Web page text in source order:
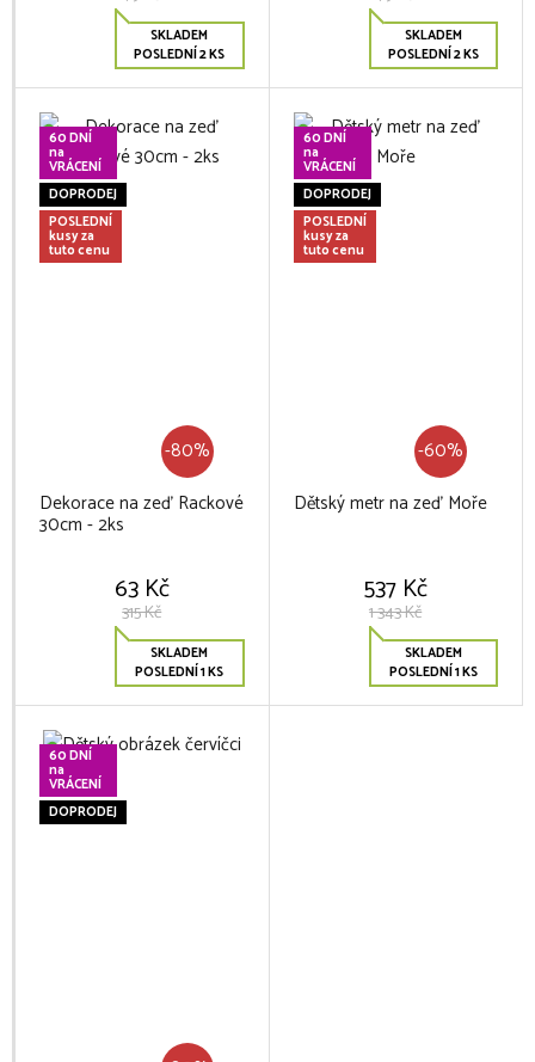
SKLADEM
POSLEDNÍ 2 KS
SKLADEM
POSLEDNÍ 2 KS
60 DNÍ
na
VRÁCENÍ
DOPRODEJ
POSLEDNÍ
kusy za
tuto cenu
-80%
Dekorace na zeď Rackové
30cm - 2ks
63 Kč
315 Kč
SKLADEM
POSLEDNÍ 1 KS
60 DNÍ
na
VRÁCENÍ
DOPRODEJ
POSLEDNÍ
kusy za
tuto cenu
-60%
Dětský metr na zeď Moře
537 Kč
1 343 Kč
SKLADEM
POSLEDNÍ 1 KS
60 DNÍ
na
VRÁCENÍ
DOPRODEJ